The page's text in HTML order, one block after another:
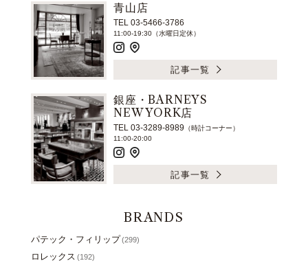
青山店
TEL 03-5466-3786
11:00-19:30（水曜日定休）
記事一覧
銀座・BARNEYS
NEW YORK店
TEL 03-3289-8989 （時計コーナー）
11:00-20:00
記事一覧
BRANDS
パテック・フィリップ(299)
ロレックス (192)